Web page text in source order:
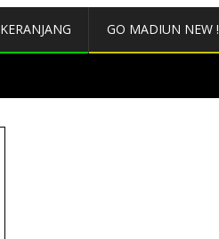
KERANJANG GO MADIUN NEW !